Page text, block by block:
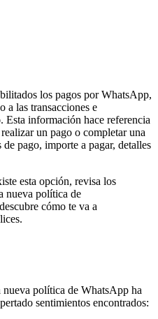
los pagos por WhatsApp,
a las transacciones e
información hace referencia
un pago o completar una
pago, importe a pagar, detalles
esta opción, revisa los
nueva política de
cómo te va a
política de WhatsApp ha
sentimientos encontrados: